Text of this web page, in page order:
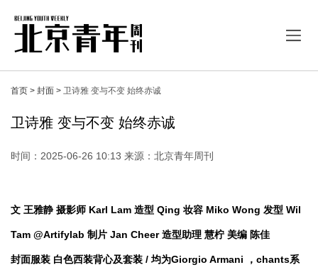
首页 > 封面 > 卫诗雅 变与不变 始终赤诚
卫诗雅 变与不变 始终赤诚
时间：2025-06-26 10:13 来源：北京青年周刊
文 王雅静 摄影师 Karl Lam 造型 Qing 妆容 Miko Wong 发型 Wil
Tam @Artifylab 制片 Jan Cheer 造型助理 慧柠 美编 陈佳
封面服装 白色西装背心及套装 / 均为Giorgio Armani ，chants系